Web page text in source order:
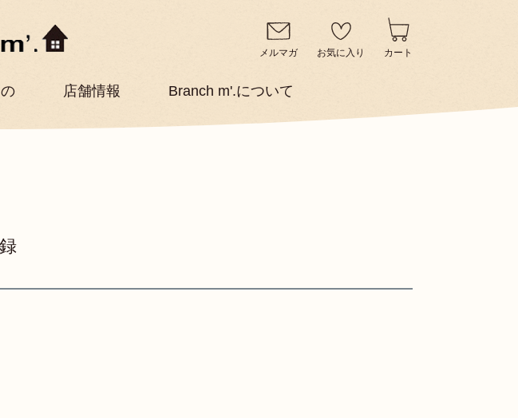
メルマガ お気に入り カート
店舗情報 Branch m'.について